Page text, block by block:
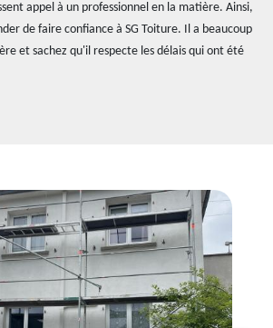
appel à un professionnel en la matière. Ainsi,
de faire confiance à SG Toiture. Il a beaucoup
et sachez qu'il respecte les délais qui ont été